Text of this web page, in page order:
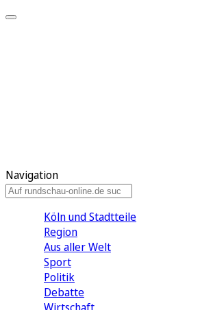
Navigation
Köln und Stadtteile
Region
Aus aller Welt
Sport
Politik
Debatte